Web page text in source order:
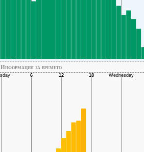
Информация за времето